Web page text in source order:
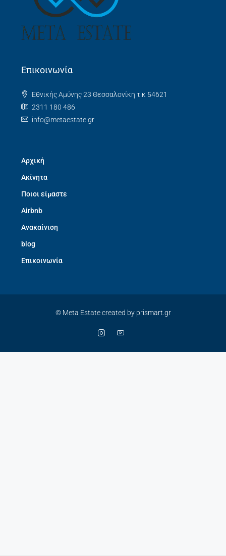
Επικοινωνία
Εθνικής Αμύνης 23 Θεσσαλονίκη τ.κ 54621
2311 180 486
info@metaestate.gr
Αρχική
Ακίνητα
Ποιοι είμαστε
Airbnb
Ανακαίνιση
blog
Επικοινωνία
© Meta Estate created by prismart.gr